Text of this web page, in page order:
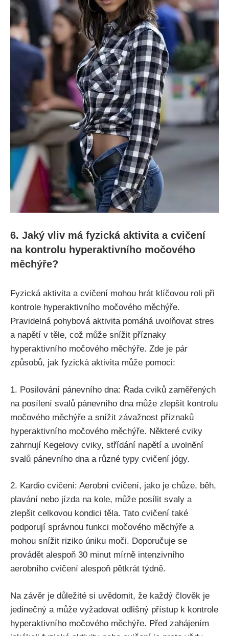
6. Jaký‌ vliv​ má ⁤fyzická aktivita a ‍cvičení
na kontrolu ⁣hyperaktivního močového
měchýře?
Fyzická aktivita a cvičení mohou‍ hrát klíčovou roli⁢ při​
kontrole hyperaktivního močového měchýře.
Pravidelná pohybová aktivita pomáhá uvolňovat ‌stres
a ‌napětí v těle, což může snížit⁤ příznaky
hyperaktivního močového měchýře. ⁤Zde‍ je pár
⁣způsobů, jak fyzická aktivita může pomoci:
1. ⁢Posilování pánevního dna: ‌Řada cviků ⁣zaměřených
na posílení svalů pánevního dna​ může zlepšit⁣ kontrolu
močového měchýře a ‍snížit závažnost příznaků
hyperaktivního močového měchýře. Některé⁣ cviky
zahrnují Kegelovy cviky, střídání napětí a⁣ uvolnění⁣
svalů⁢ pánevního dna a⁤ různé typy cvičení jógy.
2.⁢ Kardio cvičení: Aerobní ⁣cvičení, jako je chůze, běh,
plavání nebo⁢ jízda na kole, může ⁤posílit svaly a‌
zlepšit celkovou kondici těla. ⁤Tato cvičení také
podporují správnou funkci močového měchýře a
‌mohou snížit ⁤riziko ‌úniku‌ moči. ⁢Doporučuje se
provádět⁢ alespoň⁤ 30 minut‍ mírně ‌intenzivního
aerobního cvičení ‌alespoň pětkrát týdně.
Na závěr je důležité si⁢ uvědomit, že ⁢každý člověk ‌je
jedinečný a může vyžadovat odlišný přístup ⁤k kontrole
hyperaktivního močového měchýře. Před zahájením